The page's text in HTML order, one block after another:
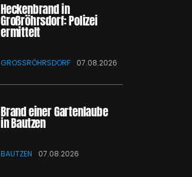
Heckenbrand in
Großröhrsdorf: Polizei
ermittelt
GROSSRÖHRSDORF 07.08.2026
Brand einer Gartenlaube
in Bautzen
BAUTZEN 07.08.2026